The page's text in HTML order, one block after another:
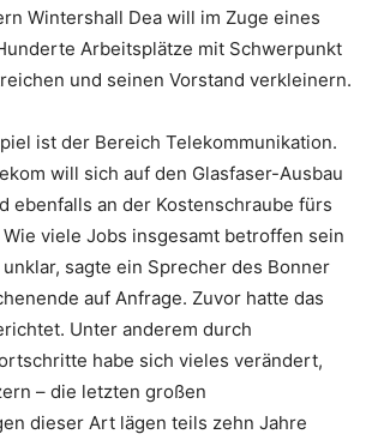
Wintershall Dea will im Zuge eines
Arbeitsplätze mit Schwerpunkt
und seinen Vorstand verkleinern.
ist der Bereich Telekommunikation.
will sich auf den Glasfaser-Ausbau
ebenfalls an der Kostenschraube fürs
viele Jobs insgesamt betroffen sein
sagte ein Sprecher des Bonner
auf Anfrage. Zuvor hatte das
Unter anderem durch
habe sich vieles verändert,
– die letzten großen
dieser Art lägen teils zehn Jahre